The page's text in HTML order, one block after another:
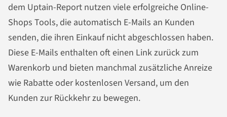
dem Uptain-Report nutzen viele erfolgreiche Online-
Shops Tools, die automatisch E-Mails an Kunden
senden, die ihren Einkauf nicht abgeschlossen haben.
Diese E-Mails enthalten oft einen Link zurück zum
Warenkorb und bieten manchmal zusätzliche Anreize
wie Rabatte oder kostenlosen Versand, um den
Kunden zur Rückkehr zu bewegen.